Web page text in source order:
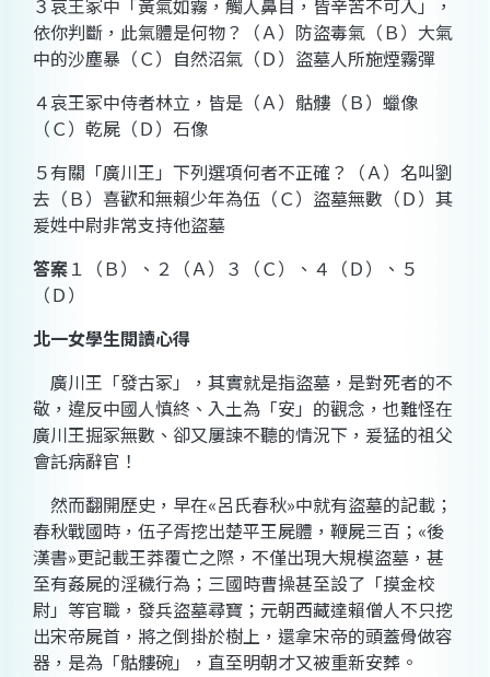
３哀王冢中「黃氣如霧，觸人鼻目，皆辛苦不可入」，
依你判斷，此氣體是何物？（Ａ）防盜毒氣（Ｂ）大氣
中的沙塵暴（Ｃ）自然沼氣（Ｄ）盜墓人所施煙霧彈
４哀王冢中侍者林立，皆是（Ａ）骷髏（Ｂ）蠟像
（Ｃ）乾屍（Ｄ）石像
５有關「廣川王」下列選項何者不正確？（Ａ）名叫劉
去（Ｂ）喜歡和無賴少年為伍（Ｃ）盜墓無數（Ｄ）其
爰姓中尉非常支持他盜墓
答案１（Ｂ）、２（Ａ）３（Ｃ）、４（Ｄ）、５
（Ｄ）
北一女學生閱讀心得
廣川王「發古冢」，其實就是指盜墓，是對死者的不
敬，違反中國人慎終、入土為「安」的觀念，也難怪在
廣川王掘冢無數、卻又屢諫不聽的情況下，爰猛的祖父
會託病辭官！
然而翻開歷史，早在«呂氏春秋»中就有盜墓的記載；
春秋戰國時，伍子胥挖出楚平王屍體，鞭屍三百； «後
漢書»更記載王莽覆亡之際，不僅出現大規模盜墓，甚
至有姦屍的淫穢行為；三國時曹操甚至設了「摸金校
尉」等官職，發兵盜墓尋寶；元朝西藏達賴僧人不只挖
出宋帝屍首，將之倒掛於樹上，還拿宋帝的頭蓋骨做容
器，是為「骷髏碗」，直至明朝才又被重新安葬。